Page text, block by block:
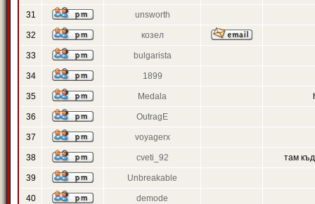
31 unsworth
32 козел
33 bulgarista
34 1899
35 Medala
36 OutragE
37 voyagerx
38 cveti_92 там
39 Unbreakable
40 demode